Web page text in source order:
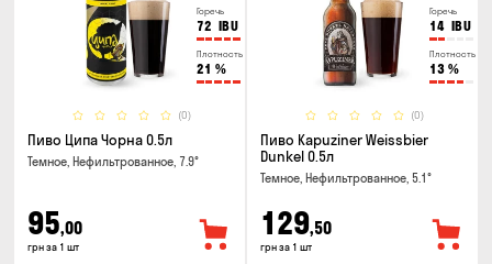
Горечь
72 IBU
Плотность
21 %
(0)
Пиво Ципа Чорна 0.5л
Темное, Нефильтрованное, 7.9°
95,00
грн за 1 шт
Горечь
14 IBU
Плотность
13 %
(0)
Пиво Kapuziner Weissbier
Dunkel 0.5л
Темное, Нефильтрованное, 5.1°
129,50
грн за 1 шт